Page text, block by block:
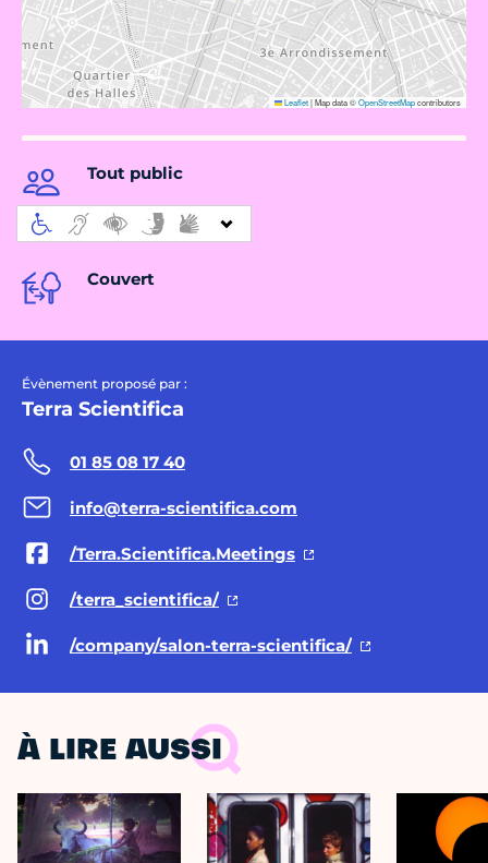
Leaflet|Map data ©OpenStreetMapcontributors
Tout public
Couvert
Évènement proposé par :
Terra Scientifica
01 85 08 17 40
info@terra-scientifica.com
/Terra.Scientifica.Meetings
/terra_scientifica/
/company/salon-terra-scientifica/
À LIRE AUSSI